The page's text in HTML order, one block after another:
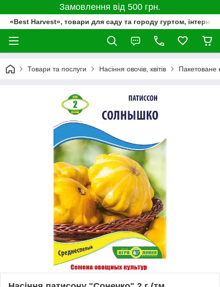
Замовлення від 500 грн.
«Best Harvest», товари для саду та городу гуртом,
Товари та послуги Насіння овочів, квітів Пакетоване